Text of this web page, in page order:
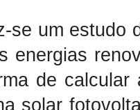
se um estudo
energias
de
solar